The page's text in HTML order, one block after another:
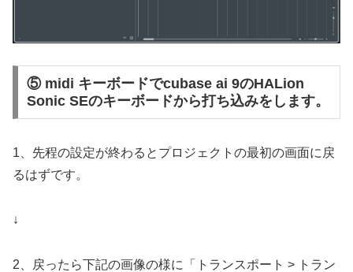
⑤ midi キーボードでcubase ai 9のHALion
Sonic SEのキーボードから打ち込みをします。
1、先程の設定が終わるとプロジェクトの最初の画面に戻
るはずです。
↓
2、戻ったら下記の画像の様に「トランスポート > トラン